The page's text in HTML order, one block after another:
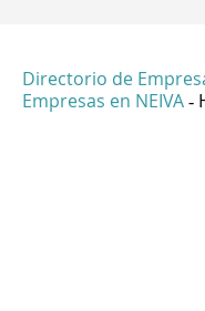
Directorio de
Empresas en NEIVA -